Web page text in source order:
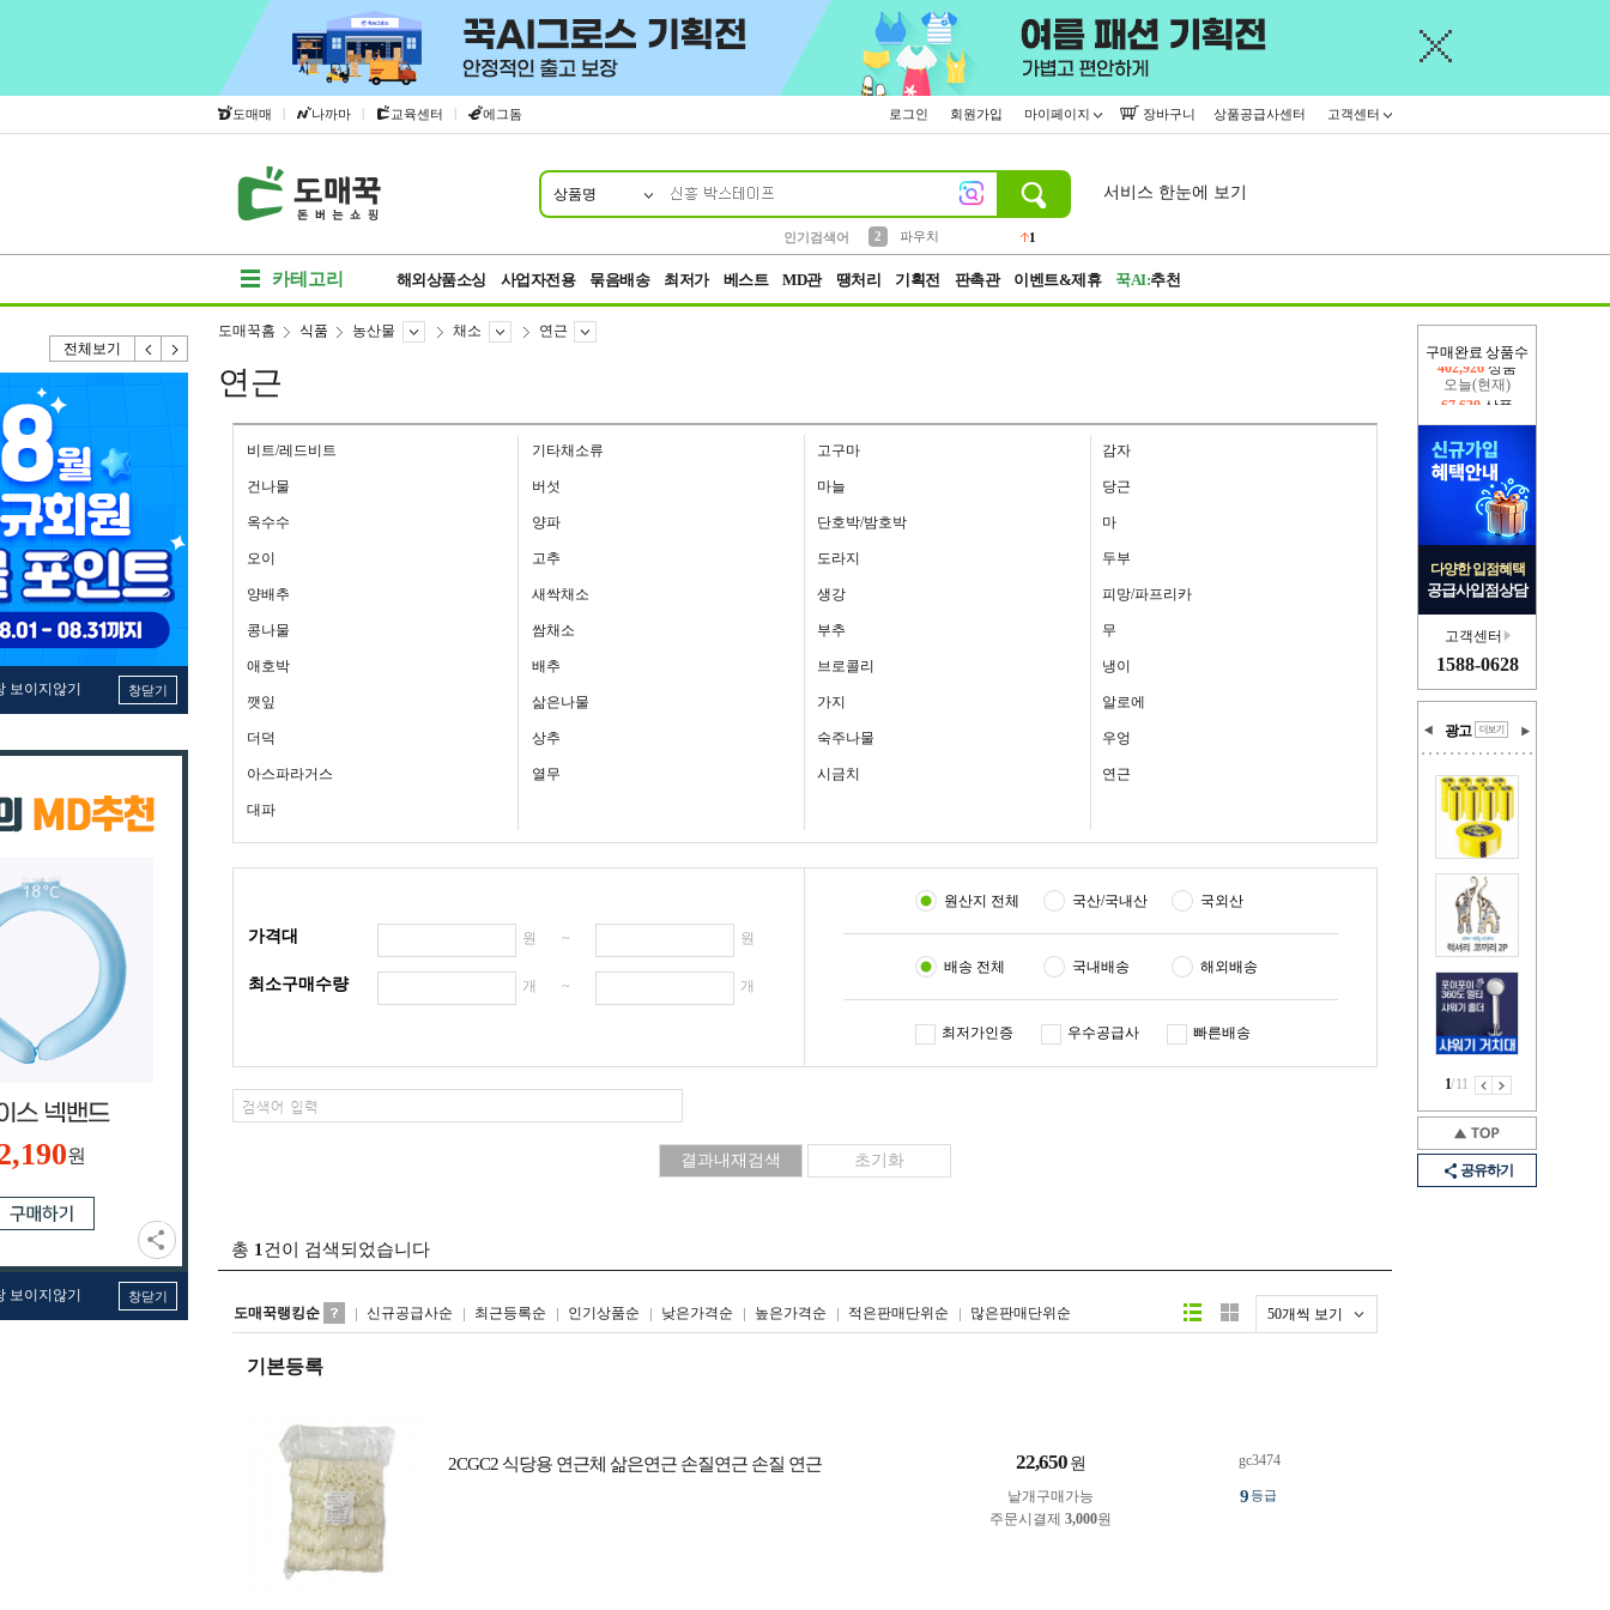
도매매 | 나까마 | 교육센터 | 에그돔 로그인 회원가입 마이페이지 장바구니 상품공급사센터 고객센터
상품명
인기검색어
2
파우치
1
서비스 한눈에 보기
카테고리 해외상품소싱 사업자전용 묶음배송 최저가 베스트 MD관 땡처리 기획전 판촉관 이벤트&제휴 꾹AI:추천
전체보기
보이지않기 창닫기
원
보이지않기 창닫기
구매완료 상품수
오늘(현재)
67,639 상품
다양한 입점혜택
공급사입점상담
고객센터
1588-0628
광고
1/11
공유하기
도매꾹홈 식품 농산물 채소 연근
연근
비트/레드비트 기타채소류 고구마 감자
건나물 버섯 마늘 당근
옥수수 양파 단호박/밤호박 마
오이 고추 도라지 두부
양배추 새싹채소 생강 피망/파프리카
콩나물 쌈채소 부추 무
애호박 배추 브로콜리 냉이
깻잎 삶은나물 가지 알로에
더덕 상추 숙주나물 우엉
아스파라거스 열무 시금치 연근
대파
가격대 원 ~ 원
최소구매수량 개 ~ 개
원산지 전체 국산/국내산 국외산
배송 전체 국내배송 해외배송
최저가인증 우수공급사 빠른배송
총 1 건이 검색되었습니다
도매꾹랭킹순 신규공급사순 최근등록순 인기상품순 낮은가격순 높은가격순 적은판매단위순 많은판매단위순 50개씩 보기
리스트형갤러리형
기본등록
2CGC2 식당용 연근체 삶은연근 손질연근 손질 연근 22,650 원
낱개구매가능
주문시결제 3,000원
gc3474
9등급